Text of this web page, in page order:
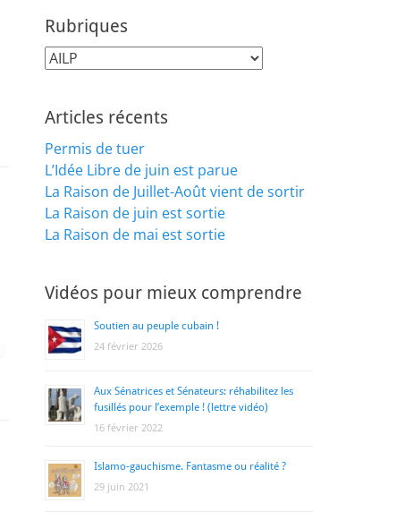
Rubriques
Rubriques
Articles récents
Permis de tuer
L’Idée Libre de juin est parue
La Raison de Juillet-Août vient de sortir
La Raison de juin est sortie
La Raison de mai est sortie
Vidéos pour mieux comprendre
Soutien au peuple cubain !
24 février 2026
Aux Sénatrices et Sénateurs: réhabilitez les
fusillés pour l’exemple ! (lettre vidéo)
16 février 2022
Islamo-gauchisme. Fantasme ou réalité ?
29 juin 2021